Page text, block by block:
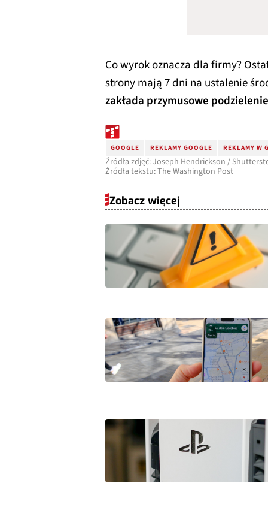
Co wyrok oznacza dla firmy?
strony mają 7 dni na ustalenie
zakłada przymusowe
GOOGLE REKLAMY GOOGLE REKLAMY W
Źródła zdjęć: Joseph Hendrickson /
Źródła tekstu: The Washington Post
Zobacz więcej